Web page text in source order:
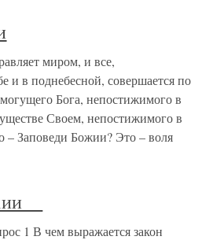
миром, и все,
и в поднебесной, совершается по
Бога, непостижимого в
Своем, непостижимого в
– Заповеди Божии? Это – воля
1 В чем выражается закон